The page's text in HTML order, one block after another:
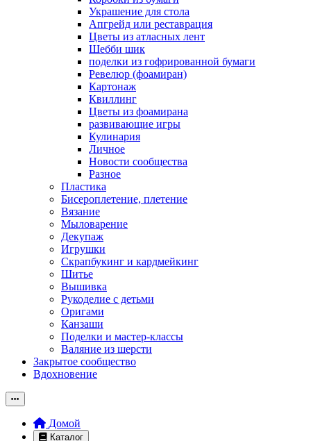
Украшение для стола
Апгрейд или реставрация
Цветы из атласных лент
Шебби шик
поделки из гофрированной бумаги
Ревелюр (фоамиран)
Картонаж
Квиллинг
Цветы из фоамирана
развивающие игры
Кулинария
Личное
Новости сообщества
Разное
Пластика
Бисероплетение, плетение
Вязание
Мыловарение
Декупаж
Игрушки
Скрапбукинг и кардмейкинг
Шитье
Вышивка
Рукоделие с детьми
Оригами
Канзаши
Поделки и мастер-классы
Валяние из шерсти
Закрытое сообщество
Вдохновение
Домой
Каталог